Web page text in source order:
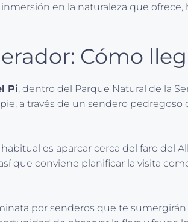
en la naturaleza que
Cómo
Pi, dentro del Parque Natural de la
a través de un sendero
es aparcar cerca del faro del
que conviene planificar la visita
por senderos que te